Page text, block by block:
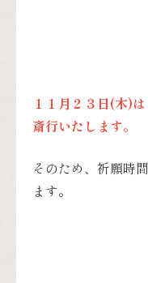
１１月２３日(木)
斎行いたします。
そのため、祈願時
ます。